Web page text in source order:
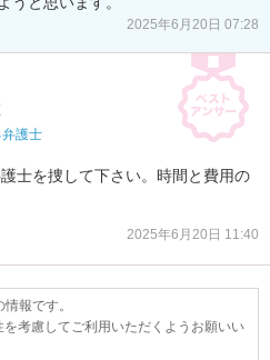
2025年6月20日 07:28
護士
士を捜して下さい。時間と費用の
2025年6月20日 11:40
報です。
考慮してご利用いただくようお願いい